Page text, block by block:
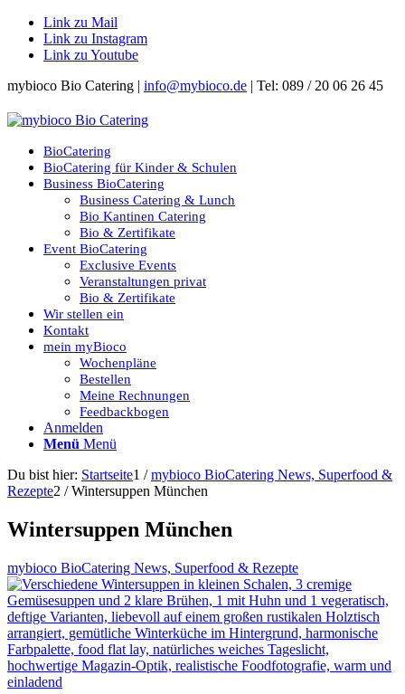
Link zu Mail
Link zu Instagram
Link zu Youtube
mybioco Bio Catering | info@mybioco.de | Tel: 089 / 20 06 26 45
BioCatering
BioCatering für Kinder & Schulen
Business BioCatering
Business Catering & Lunch
Bio Kantinen Catering
Bio & Zertifikate
Event BioCatering
Exclusive Events
Veranstaltungen privat
Bio & Zertifikate
Wir stellen ein
Kontakt
mein myBioco
Wochenpläne
Bestellen
Meine Rechnungen
Feedbackbogen
Anmelden
Menü Menü
Du bist hier: Startseite1 / mybioco BioCatering News, Superfood &
Rezepte2 / Wintersuppen München
Wintersuppen München
mybioco BioCatering News, Superfood & Rezepte